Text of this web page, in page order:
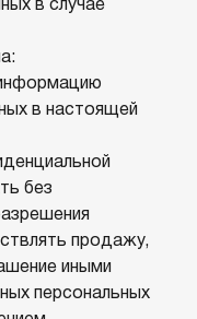
в случае
в настоящей
без
продажу,
иными
персональных